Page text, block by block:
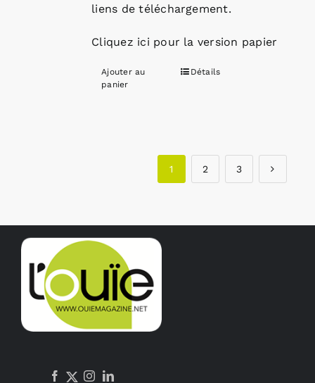
liens de téléchargement.
Cliquez ici pour la version papier
Ajouter au
panier
Détails
1 2 3